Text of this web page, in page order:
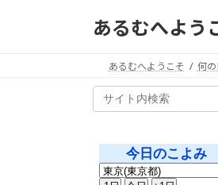
あるむへよう
あるむへようこそ 何の